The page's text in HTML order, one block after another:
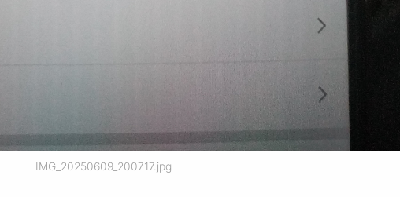
IMG_20250609_200717.jpg